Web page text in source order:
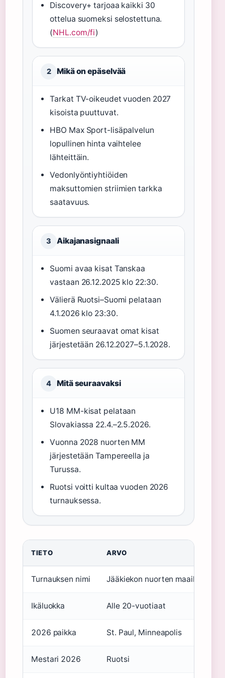
Discovery+ tarjoaa kaikki 30
ottelua suomeksi selostettuna.
(NHL.com/fi)
2 Mikä on epäselvää
Tarkat TV-oikeudet vuoden 2027
kisoista puuttuvat.
HBO Max Sport-lisäpalvelun
lopullinen hinta vaihtelee
lähteittäin.
Vedonlyöntiyhtiöiden
maksuttomien striimien tarkka
saatavuus.
3 Aikajanasignaali
Suomi avaa kisat Tanskaa
vastaan 26.12.2025 klo 22:30.
Välierä Ruotsi–Suomi pelataan
4.1.2026 klo 23:30.
Suomen seuraavat omat kisat
järjestetään 26.12.2027–5.1.2028.
4 Mitä seuraavaksi
U18 MM-kisat pelataan
Slovakiassa 22.4.–2.5.2026.
Vuonna 2028 nuorten MM
järjestetään Tampereella ja
Turussa.
Ruotsi voitti kultaa vuoden 2026
turnauksessa.
TIETO ARVO
Turnauksen nimi Jääkiekon nuorten
Ikäluokka Alle 20-vuotiaat
2026 paikka St. Paul, Minneapolis
Mestari 2026 Ruotsi